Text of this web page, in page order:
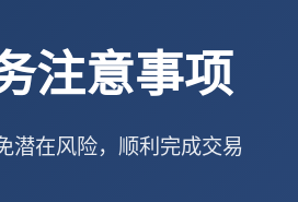
注意事项
潜在风险，顺利完成交易